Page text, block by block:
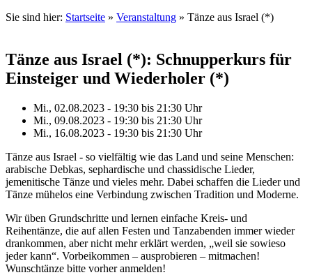
Sie sind hier: Startseite » Veranstaltung » Tänze aus Israel (*)
Tänze aus Israel (*): Schnupperkurs für
Einsteiger und Wiederholer (*)
Mi., 02.08.2023 - 19:30 bis 21:30 Uhr
Mi., 09.08.2023 - 19:30 bis 21:30 Uhr
Mi., 16.08.2023 - 19:30 bis 21:30 Uhr
Tänze aus Israel - so vielfältig wie das Land und seine Menschen:
arabische Debkas, sephardische und chassidische Lieder,
jemenitische Tänze und vieles mehr. Dabei schaffen die Lieder und
Tänze mühelos eine Verbindung zwischen Tradition und Moderne.
Wir üben Grundschritte und lernen einfache Kreis- und
Reihentänze, die auf allen Festen und Tanzabenden immer wieder
drankommen, aber nicht mehr erklärt werden, „weil sie sowieso
jeder kann“. Vorbeikommen – ausprobieren – mitmachen!
Wunschtänze bitte vorher anmelden!